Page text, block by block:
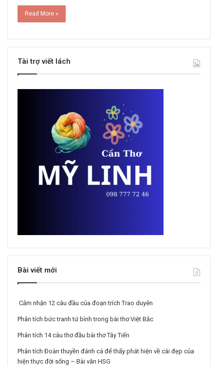
Read More »
Tài trợ viết lách
Bài viết mới
Cảm nhận 12 câu đầu của đoạn trích Trao duyên
Phân tích bức tranh tứ bình trong bài thơ Việt Bắc
Phân tích 14 câu thơ đầu bài thơ Tây Tiến
Phân tích Đoàn thuyền đánh cá để thấy phát hiện về cái đẹp của
hiện thực đời sống – Bài văn HSG